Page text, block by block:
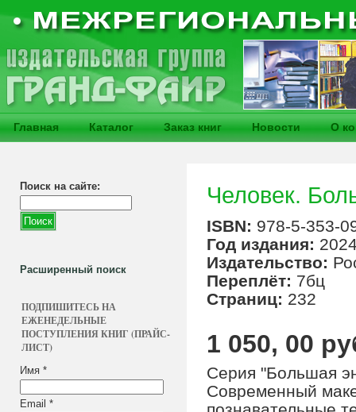
Главная Каталог Заказ книг Новости О
Поиск на сайте:
Расширенный поиск
ПОДПИШИТЕСЬ НА
ЕЖЕНЕДЕЛЬНЫЕ
ПОСТУПЛЕНИЯ КНИГ (ПРАЙС-
ЛИСТ)
Имя *
Email *
Человек.
ISBN: 978-5-353-
Год издания:
Издательство:
Переплёт: 7бц
Страниц: 232
1 050, 00
Серия "Большая
Современный